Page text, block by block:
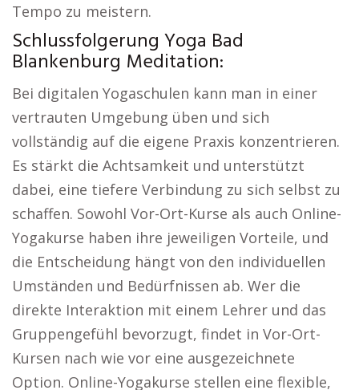
Tempo zu meistern.
Schlussfolgerung Yoga Bad
Blankenburg Meditation:
Bei digitalen Yogaschulen kann man in einer
vertrauten Umgebung üben und sich
vollständig auf die eigene Praxis konzentrieren.
Es stärkt die Achtsamkeit und unterstützt
dabei, eine tiefere Verbindung zu sich selbst zu
schaffen. Sowohl Vor-Ort-Kurse als auch Online-
Yogakurse haben ihre jeweiligen Vorteile, und
die Entscheidung hängt von den individuellen
Umständen und Bedürfnissen ab. Wer die
direkte Interaktion mit einem Lehrer und das
Gruppengefühl bevorzugt, findet in Vor-Ort-
Kursen nach wie vor eine ausgezeichnete
Option. Online-Yogakurse stellen eine flexible,